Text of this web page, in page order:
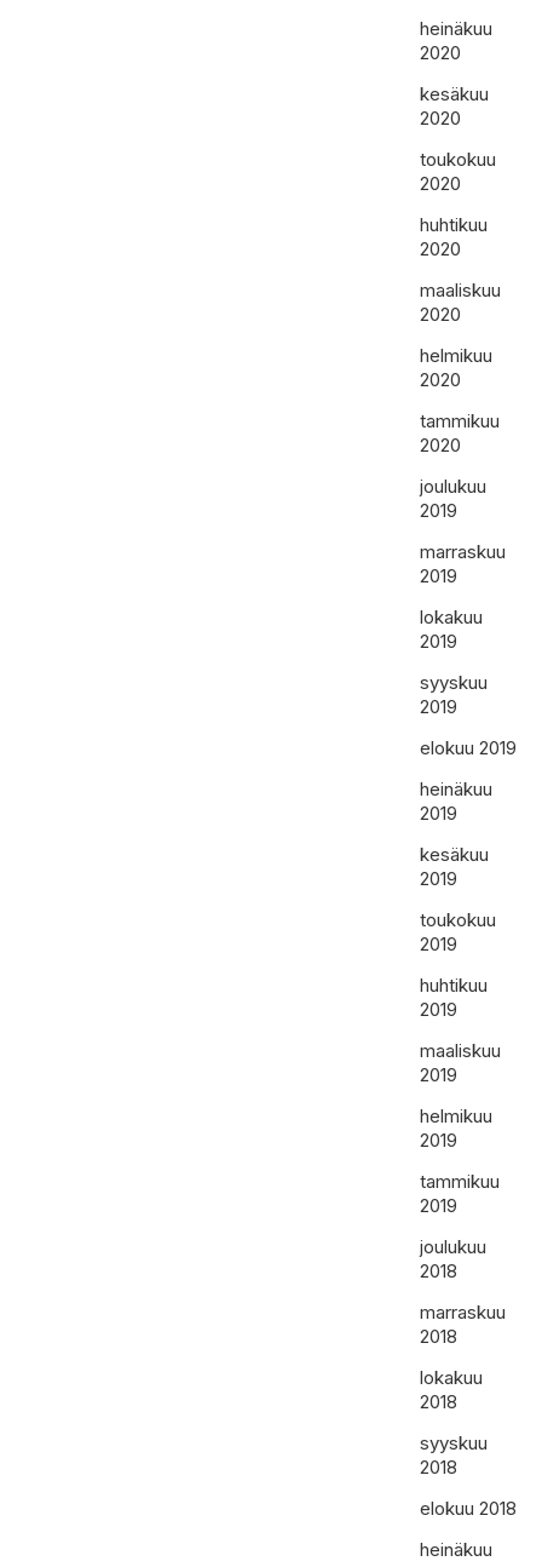
heinäkuu
2020
kesäkuu
2020
toukokuu
2020
huhtikuu
2020
maaliskuu
2020
helmikuu
2020
tammikuu
2020
joulukuu
2019
marraskuu
2019
lokakuu
2019
syyskuu
2019
elokuu 2019
heinäkuu
2019
kesäkuu
2019
toukokuu
2019
huhtikuu
2019
maaliskuu
2019
helmikuu
2019
tammikuu
2019
joulukuu
2018
marraskuu
2018
lokakuu
2018
syyskuu
2018
elokuu 2018
heinäkuu